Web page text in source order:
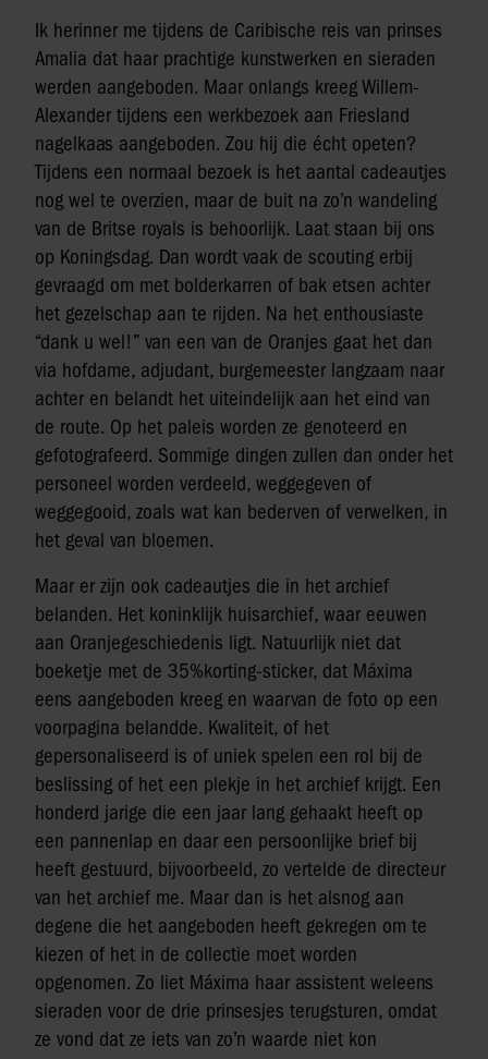
Ik herinner me tijdens de Caribische reis van prinses
Amalia dat haar prachtige kunstwerken en sieraden
werden aangeboden. Maar onlangs kreeg Willem-
Alexander tijdens een werkbezoek aan Friesland
nagelkaas aangeboden. Zou hij die écht opeten?
Tijdens een normaal bezoek is het aantal cadeautjes
nog wel te overzien, maar de buit na zo’n wandeling
van de Britse royals is behoorlijk. Laat staan bij ons
op Koningsdag. Dan wordt vaak de scouting erbij
gevraagd om met bolderkarren of bak etsen achter
het gezelschap aan te rijden. Na het enthousiaste
“dank u wel!” van een van de Oranjes gaat het dan
via hofdame, adjudant, burgemeester langzaam naar
achter en belandt het uiteindelijk aan het eind van
de route. Op het paleis worden ze genoteerd en
gefotografeerd. Sommige dingen zullen dan onder het
personeel worden verdeeld, weggegeven of
weggegooid, zoals wat kan bederven of verwelken, in
het geval van bloemen.
Maar er zijn ook cadeautjes die in het archief
belanden. Het koninklijk huisarchief, waar eeuwen
aan Oranjegeschiedenis ligt. Natuurlijk niet dat
boeketje met de 35%korting-sticker, dat Máxima
eens aangeboden kreeg en waarvan de foto op een
voorpagina belandde. Kwaliteit, of het
gepersonaliseerd is of uniek spelen een rol bij de
beslissing of het een plekje in het archief krijgt. Een
honderd jarige die een jaar lang gehaakt heeft op
een pannenlap en daar een persoonlijke brief bij
heeft gestuurd, bijvoorbeeld, zo vertelde de directeur
van het archief me. Maar dan is het alsnog aan
degene die het aangeboden heeft gekregen om te
kiezen of het in de collectie moet worden
opgenomen. Zo liet Máxima haar assistent weleens
sieraden voor de drie prinsesjes terugsturen, omdat
ze vond dat ze iets van zo’n waarde niet kon